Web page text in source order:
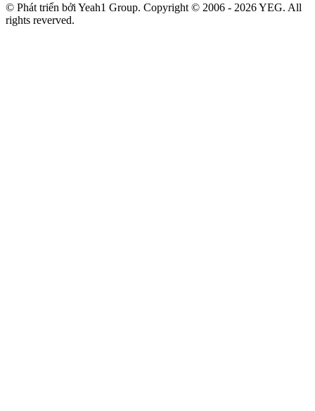
© Phát triển bởi Yeah1 Group. Copyright © 2006 - 2026 YEG. All
rights reverved.